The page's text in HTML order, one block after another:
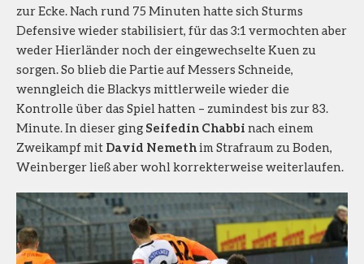
zur Ecke. Nach rund 75 Minuten hatte sich Sturms
Defensive wieder stabilisiert, für das 3:1 vermochten aber
weder Hierländer noch der eingewechselte Kuen zu
sorgen. So blieb die Partie auf Messers Schneide,
wenngleich die Blackys mittlerweile wieder die
Kontrolle über das Spiel hatten – zumindest bis zur 83.
Minute. In dieser ging Seifedin Chabbi nach einem
Zweikampf mit David Nemethim Strafraum zu Boden,
Weinberger ließ aber wohl korrekterweise weiterlaufen.